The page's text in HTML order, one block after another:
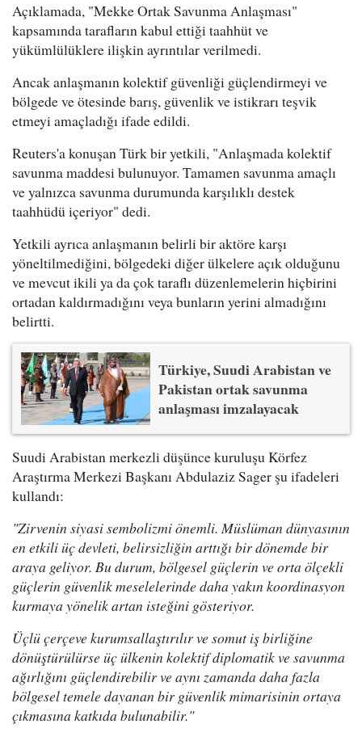
Açıklamada, "Mekke Ortak Savunma Anlaşması"
kapsamında tarafların kabul ettiği taahhüt ve
yükümlülüklere ilişkin ayrıntılar verilmedi.
Ancak anlaşmanın kolektif güvenliği güçlendirmeyi ve
bölgede ve ötesinde barış, güvenlik ve istikrarı teşvik
etmeyi amaçladığı ifade edildi.
Reuters'a konuşan Türk bir yetkili, "Anlaşmada kolektif
savunma maddesi bulunuyor. Tamamen savunma amaçlı
ve yalnızca savunma durumunda karşılıklı destek
taahhüdü içeriyor" dedi.
Yetkili ayrıca anlaşmanın belirli bir aktöre karşı
yöneltilmediğini, bölgedeki diğer ülkelere açık olduğunu
ve mevcut ikili ya da çok taraflı düzenlemelerin hiçbirini
ortadan kaldırmadığını veya bunların yerini almadığını
belirtti.
Türkiye, Suudi Arabistan ve
Pakistan ortak savunma
anlaşması imzalayacak
Suudi Arabistan merkezli düşünce kuruluşu Körfez
Araştırma Merkezi Başkanı Abdulaziz Sager şu ifadeleri
kullandı:
"Zirvenin siyasi sembolizmi önemli. Müslüman dünyasının
en etkili üç devleti, belirsizliğin arttığı bir dönemde bir
araya geliyor. Bu durum, bölgesel güçlerin ve orta ölçekli
güçlerin güvenlik meselelerinde daha yakın koordinasyon
kurmaya yönelik artan isteğini gösteriyor.
Üçlü çerçeve kurumsallaştırılır ve somut iş birliğine
dönüştürülürse üç ülkenin kolektif diplomatik ve savunma
ağırlığını güçlendirebilir ve aynı zamanda daha fazla
bölgesel temele dayanan bir güvenlik mimarisinin ortaya
çıkmasına katkıda bulunabilir."